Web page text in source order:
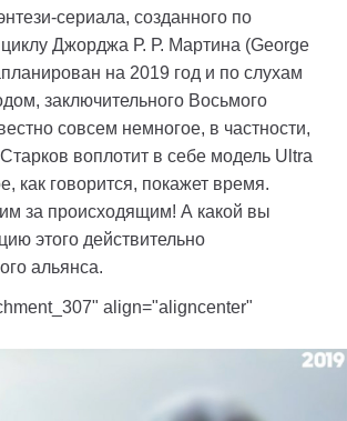
сериала, созданного по
Джорджа Р. Р. Мартина (George
на 2019 год и по слухам
заключительного Восьмого
совсем немногое, в частности,
воплотит в себе модель Ultra
как говорится, покажет время.
за происходящим! А какой вы
этого действительно
альянса.
align="aligncenter"